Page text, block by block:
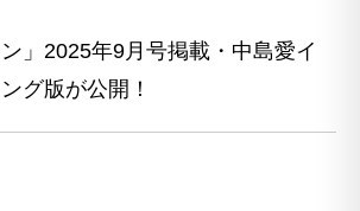
ン」2025年9月号掲載・中島愛イ
グ版が公開！